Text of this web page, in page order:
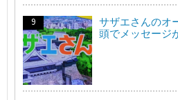
サザエさんのオ
頭でメッセージ